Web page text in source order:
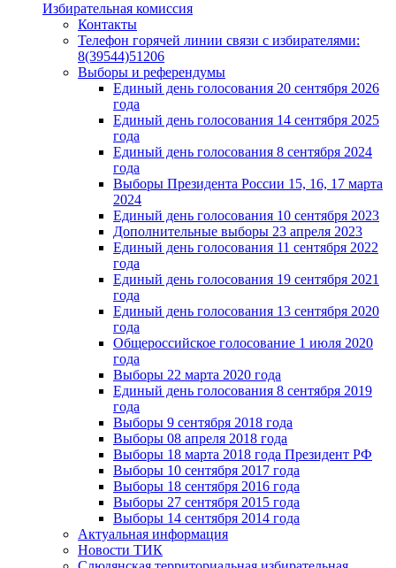
Избирательная комиссия
Контакты
Телефон горячей линии связи с избирателями:
8(39544)51206
Выборы и референдумы
Единый день голосования 20 сентября 2026
года
Единый день голосования 14 сентября 2025
года
Единый день голосования 8 сентября 2024
года
Выборы Президента России 15, 16, 17 марта
2024
Единый день голосования 10 сентября 2023
Дополнительные выборы 23 апреля 2023
Единый день голосования 11 сентября 2022
года
Единый день голосования 19 сентября 2021
года
Единый день голосования 13 сентября 2020
года
Общероссийское голосование 1 июля 2020
года
Выборы 22 марта 2020 года
Единый день голосования 8 сентября 2019
года
Выборы 9 сентября 2018 года
Выборы 08 апреля 2018 года
Выборы 18 марта 2018 года Президент РФ
Выборы 10 сентября 2017 года
Выборы 18 сентября 2016 года
Выборы 27 сентября 2015 года
Выборы 14 сентября 2014 года
Актуальная информация
Новости ТИК